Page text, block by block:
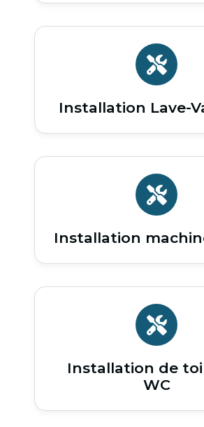
Installation Lave-
Installation
Installation de
WC